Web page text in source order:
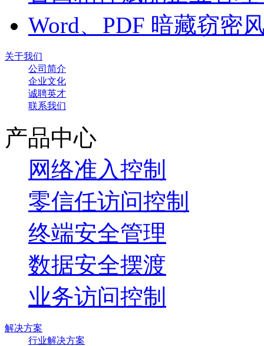
Word、PDF 暗藏窃密
关于我们
公司简介
企业文化
诚聘英才
联系我们
产品中心
网络准入控制
零信任访问控制
终端安全管理
数据安全摆渡
业务访问控制
解决方案
行业解决方案